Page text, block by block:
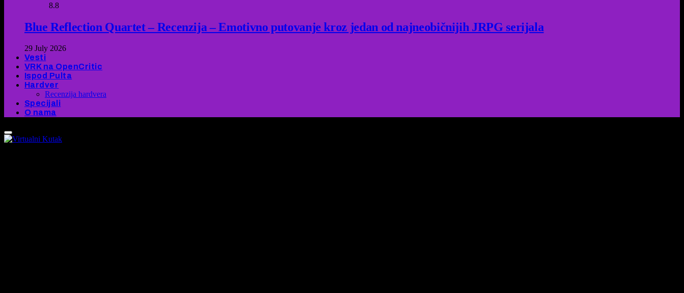
8.8
Blue Reflection Quartet – Recenzija – Emotivno putovanje kroz jedan od najneobičnijih JRPG serijala
29 July 2026
Vesti
VRK na OpenCritic
Ispod Pulta
Hardver
Recenzija hardvera
Specijali
O nama